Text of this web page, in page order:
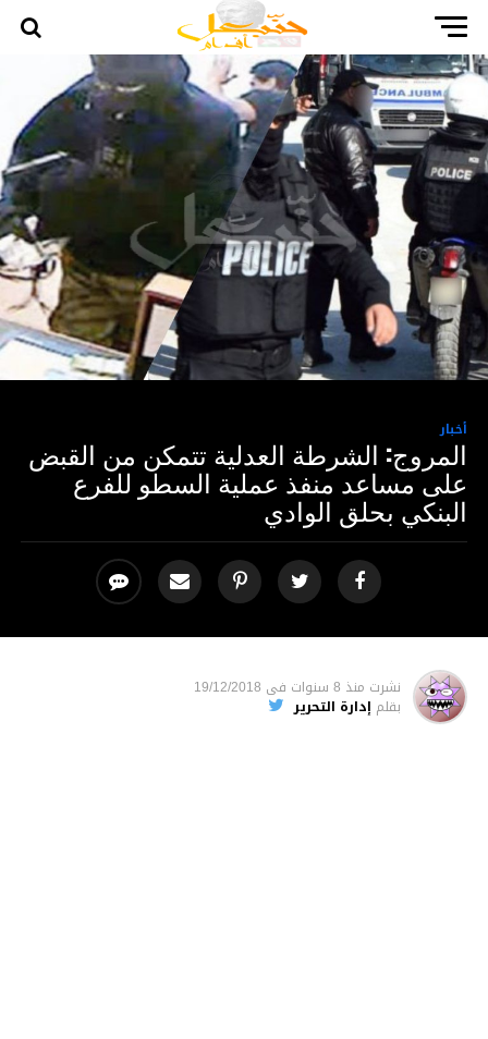
أخبار
المروج: الشرطة العدلية تتمكن من القبض
على مساعد منفذ عملية السطو للفرع
البنكي بحلق الوادي
نشرت منذ 8 سنوات فى 19/12/2018
بقلم إدارة التحرير